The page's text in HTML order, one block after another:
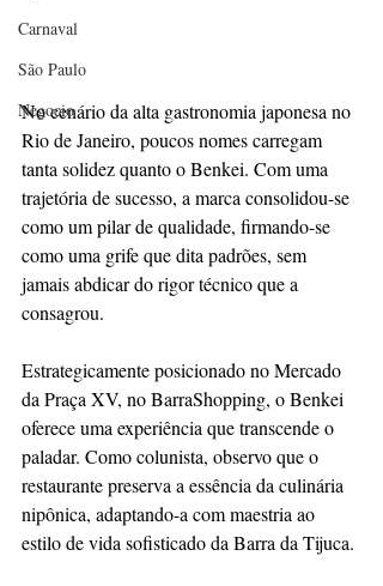
Carnaval
São Paulo
Negocio
No cenário da alta gastronomia japonesa no
Rio de Janeiro, poucos nomes carregam
tanta solidez quanto o Benkei. Com uma
trajetória de sucesso, a marca consolidou-se
como um pilar de qualidade, firmando-se
como uma grife que dita padrões, sem
jamais abdicar do rigor técnico que a
consagrou.
Estrategicamente posicionado no Mercado
da Praça XV, no BarraShopping, o Benkei
oferece uma experiência que transcende o
paladar. Como colunista, observo que o
restaurante preserva a essência da culinária
nipônica, adaptando-a com maestria ao
estilo de vida sofisticado da Barra da Tijuca.